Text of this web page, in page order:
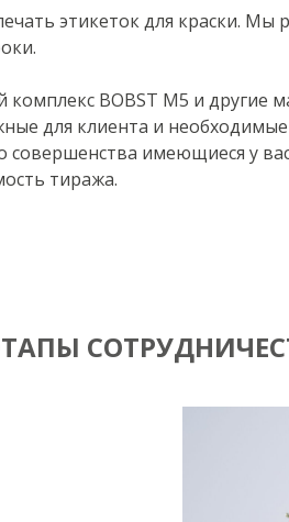
этикеток для краски.
BOBST M5 и другие
для клиента и
совершенства имеющиеся у
тиража.